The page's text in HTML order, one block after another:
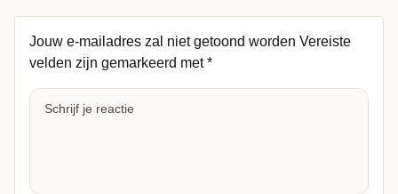
Jouw e-mailadres zal niet getoond worden Vereiste
velden zijn gemarkeerd met*